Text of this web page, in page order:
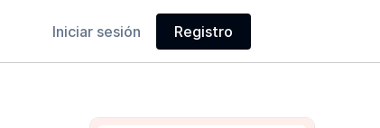
Iniciar sesión Registro